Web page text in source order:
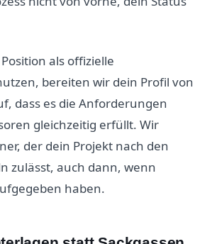
als offizielle
bereiten wir dein Profil von
dass es die Anforderungen
gleichzeitig erfüllt. Wir
der dein Projekt nach den
zulässt, auch dann, wenn
haben.